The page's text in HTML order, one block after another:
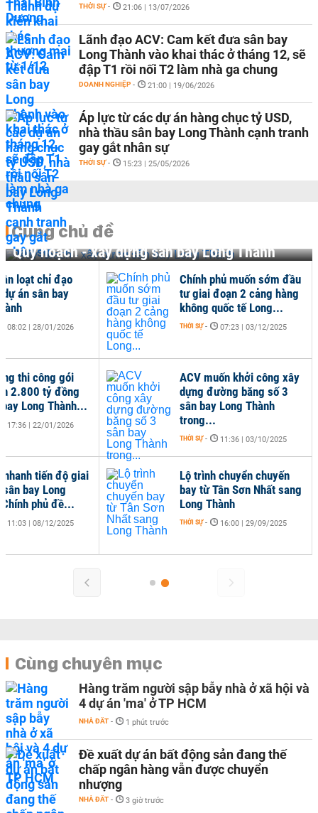
THỜI SỰ - 21:06 | 13/07/2026
Lãnh đạo ACV: Cam kết đưa sân bay
Long Thành vào khai thác ở tháng 12, sẽ
đập T1 rồi nối T2 làm nhà ga chung
DOANH NGHIỆP - 21:00 | 19/06/2026
Áp lực từ các dự án hàng chục tỷ USD,
nhà thầu sân bay Long Thành cạnh tranh
gay gắt nhân sự
THỜI SỰ - 15:23 | 25/05/2026
Cùng chủ đề
Quy hoạch - xây dựng sân bay Long Thành
loạt chỉ đạo
án sân bay
08:02 | 28/01/2026
thi công gói
2.800 tỷ đồng
Long Thành...
17:36 | 22/01/2026
tiến độ giai
bay Long
phủ đề...
11:03 | 08/12/2025
Chính phủ muốn sớm đầu
tư giai đoạn 2 cảng hàng
không quốc tế Long...
THỜI SỰ - 07:23 | 03/12/2025
ACV muốn khởi công xây
dựng đường băng số 3
sân bay Long Thành
trong...
THỜI SỰ - 11:36 | 03/10/2025
Lộ trình chuyển chuyến
bay từ Tân Sơn Nhất sang
Long Thành
THỜI SỰ - 16:00 | 29/09/2025
Cùng chuyên mục
Hàng trăm người sập bẫy nhà ở xã hội và
4 dự án 'ma' ở TP HCM
NHÀ ĐẤT - 1 phút trước
Đề xuất dự án bất động sản đang thế
chấp ngân hàng vẫn được chuyển
nhượng
NHÀ ĐẤT - 3 giờ trước